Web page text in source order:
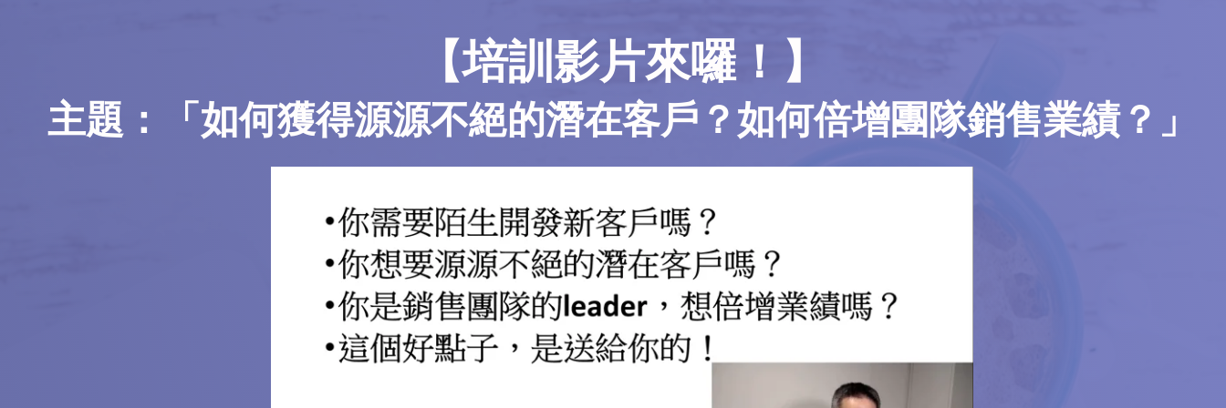
【培訓影片來囉！】
主題：「如何獲得源源不絕的潛在客戶？如何倍增團隊銷售業績？」